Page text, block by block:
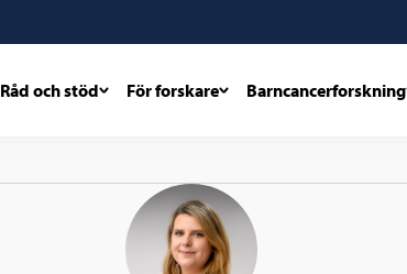
Råd och stöd För forskare Barncancerforskning